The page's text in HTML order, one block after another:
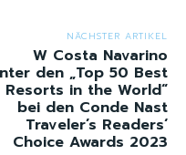
NÄCHSTER ARTIKEL
W Costa Navarino
den „Top 50 Best
Resorts in the World“
bei den Conde Nast
Traveler’s Readers‘
Choice Awards 2023